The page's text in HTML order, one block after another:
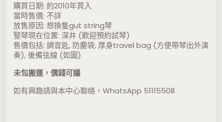
購買日期: 約2010年買入
當時售價: 不詳
放售原因: 想換隻gut string琴
豎琴現在位置: 深井 (歡迎預約試琴)
售價包括: 調音匙, 防塵袋, 厚身travel bag (方便帶琴出外演
奏), 後備弦線 (如圖)
未包搬運，價錢可議
如有興趣請與本中心聯絡，WhatsApp 51115508